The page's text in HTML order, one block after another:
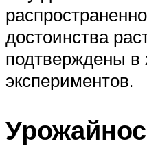
достоинства
подтверждены в
экспериментов.